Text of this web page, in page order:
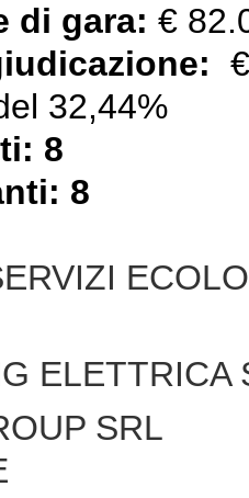
di gara: €
32,44%
8
8
SERVIZI